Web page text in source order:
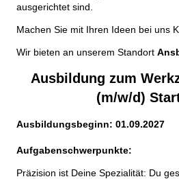
ausgerichtet sind.
Machen Sie mit Ihren Ideen bei uns
Wir bieten an unserem Standort
Ausbildung zum
(m/w/d)
Ausbildungsbeginn: 01.09.2027
Aufgabenschwerpunkte:
Präzision ist Deine Spezialität: Du